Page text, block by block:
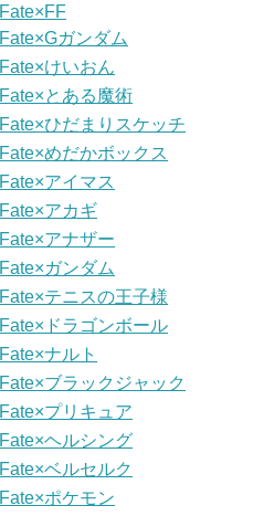
Fate×FF
Fate×Gガンダム
Fate×けいおん
Fate×とある魔術
Fate×ひだまりスケッチ
Fate×めだかボックス
Fate×アイマス
Fate×アカギ
Fate×アナザー
Fate×ガンダム
Fate×テニスの王子様
Fate×ドラゴンボール
Fate×ナルト
Fate×ブラックジャック
Fate×プリキュア
Fate×ヘルシング
Fate×ベルセルク
Fate×ポケモン